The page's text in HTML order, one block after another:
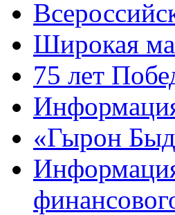
Широкая
75 лет
«Гырон